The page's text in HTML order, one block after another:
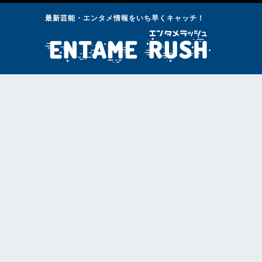
最新芸能・エンタメ情報をいち早くキャッチ！